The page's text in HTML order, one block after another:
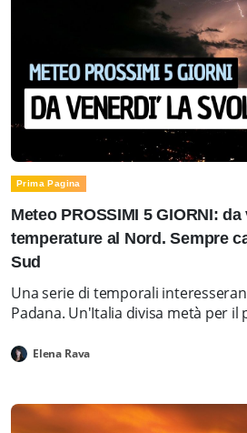
Prima Pagina
Meteo PROSSIMI 5 GIORNI:
temperature al Nord. Sempre
Sud
Una serie di temporali
Padana. Un'Italia divisa metà per il
Elena Rava